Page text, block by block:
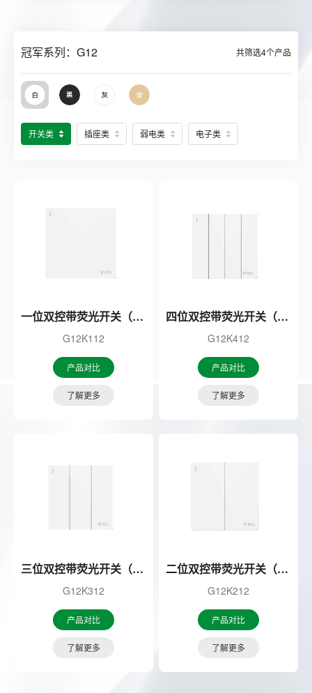
冠军系列：G12 共筛选4个产品
开关类 插座类 弱电类 电子类
一位双控带荧光开关（白色）
G12K112
产品对比
了解更多
四位双控带荧光开关（白色）
G12K412
产品对比
了解更多
三位双控带荧光开关（白色）
G12K312
产品对比
了解更多
二位双控带荧光开关（白色）
G12K212
产品对比
了解更多